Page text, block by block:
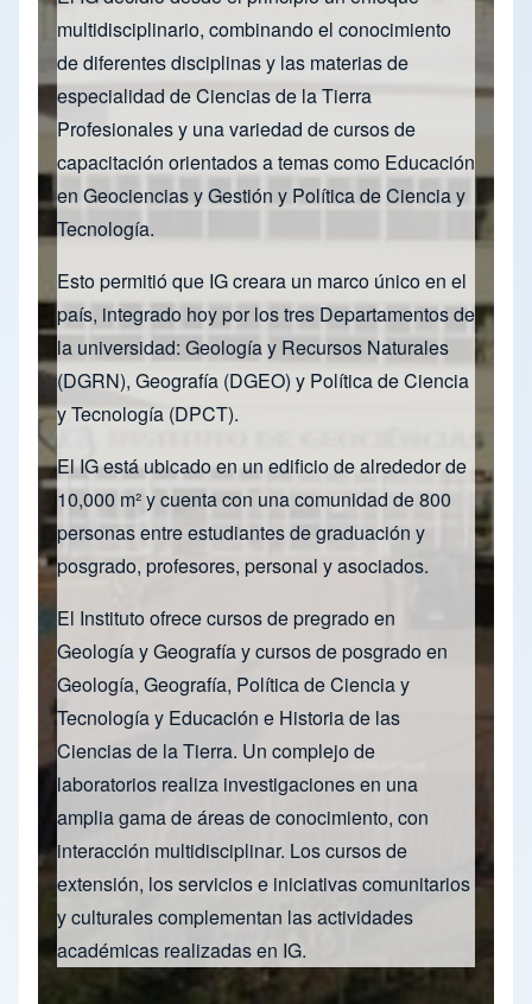
multidisciplinario, combinando el conocimiento
de diferentes disciplinas y las materias de
especialidad de Ciencias de la Tierra
Profesionales y una variedad de cursos de
capacitación orientados a temas como Educación
en Geociencias y Gestión y Política de Ciencia y
Tecnología.
Esto permitió que IG creara un marco único en el
país, integrado hoy por los tres Departamentos de
la universidad: Geología y Recursos Naturales
(DGRN), Geografía (DGEO) y Política de Ciencia
y Tecnología (DPCT).
El IG está ubicado en un edificio de alrededor de
10,000 m² y cuenta con una comunidad de 800
personas entre estudiantes de graduación y
posgrado, profesores, personal y asociados.
El Instituto ofrece cursos de pregrado en
Geología y Geografía y cursos de posgrado en
Geología, Geografía, Política de Ciencia y
Tecnología y Educación e Historia de las
Ciencias de la Tierra. Un complejo de
laboratorios realiza investigaciones en una
amplia gama de áreas de conocimiento, con
interacción multidisciplinar. Los cursos de
extensión, los servicios e iniciativas comunitarios
y culturales complementan las actividades
académicas realizadas en IG.